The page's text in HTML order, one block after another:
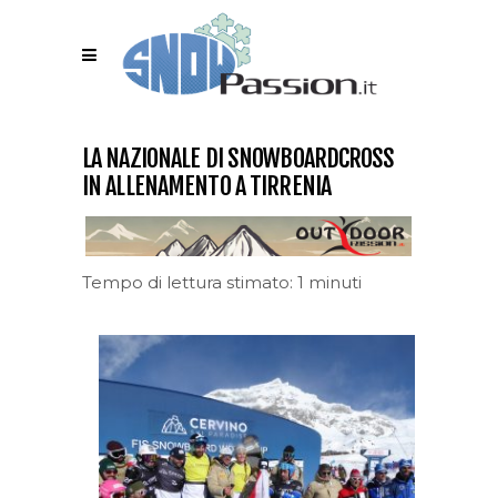
LA NAZIONALE DI SNOWBOARDCROSS
IN ALLENAMENTO A TIRRENIA
Tempo di lettura stimato: 1 minuti